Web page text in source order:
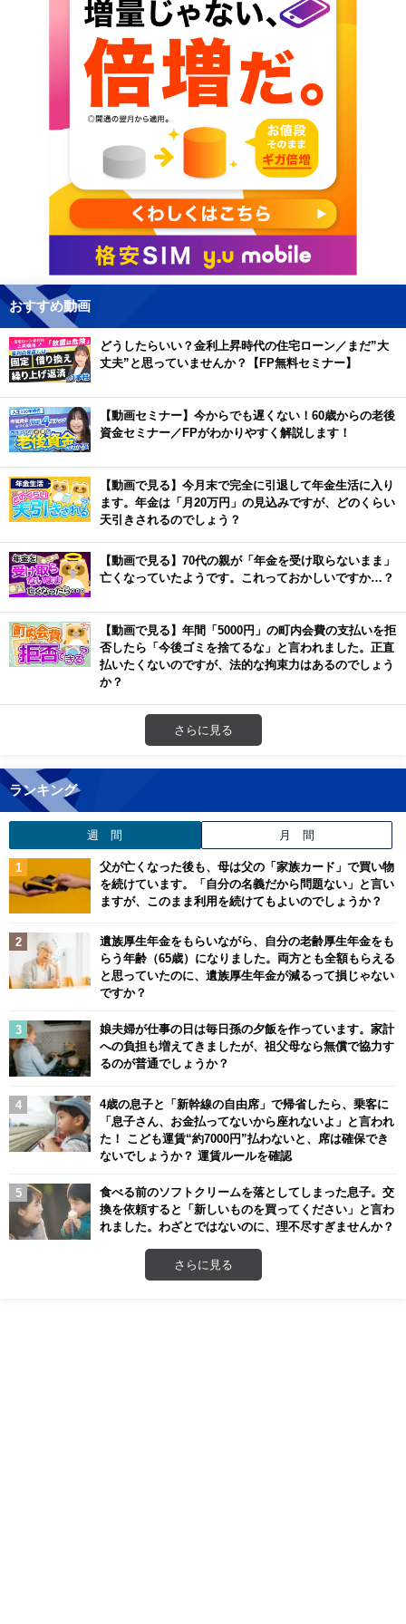
おすすめ動画
どうしたらいい？金利上昇時代の住宅ローン／まだ”大
丈夫”と思っていませんか？【FP無料セミナー】
【動画セミナー】今からでも遅くない！60歳からの老後
資金セミナー／FPがわかりやすく解説します！
【動画で見る】今月末で完全に引退して年金生活に入り
ます。年金は「月20万円」の見込みですが、どのくらい
天引きされるのでしょう？
【動画で見る】70代の親が「年金を受け取らないまま」
亡くなっていたようです。これっておかしいですか…？
【動画で見る】年間「5000円」の町内会費の支払いを拒
否したら「今後ゴミを捨てるな」と言われました。正直
払いたくないのですが、法的な拘束力はあるのでしょう
か？
さらに見る
ランキング
週 間 月 間
父が亡くなった後も、母は父の「家族カード」で買い物
を続けています。「自分の名義だから問題ない」と言い
ますが、このまま利用を続けてもよいのでしょうか？
遺族厚生年金をもらいながら、自分の老齢厚生年金をも
らう年齢（65歳）になりました。両方とも全額もらえる
と思っていたのに、遺族厚生年金が減るって損じゃない
ですか？
娘夫婦が仕事の日は毎日孫の夕飯を作っています。家計
への負担も増えてきましたが、祖父母なら無償で協力す
るのが普通でしょうか？
4歳の息子と「新幹線の自由席」で帰省したら、乗客に
「息子さん、お金払ってないから座れないよ」と言われ
た！ こども運賃“約7000円”払わないと、席は確保でき
ないでしょうか？ 運賃ルールを確認
食べる前のソフトクリームを落としてしまった息子。交
換を依頼すると「新しいものを買ってください」と言わ
れました。わざとではないのに、理不尽すぎませんか？
さらに見る